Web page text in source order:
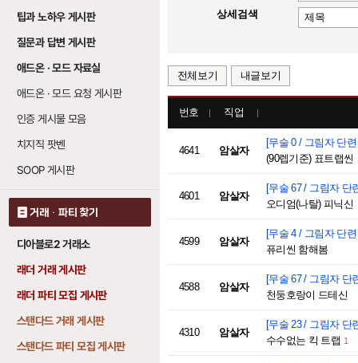
팁과 노하우 게시판
질문과 답변 게시판
애드온 · 모드 자료실
애드온 · 모드 요청 게시판
인증 게시물 모음
치지직 팟벤
SOOP 게시판
거래 · 파티 찾기
디아블로2 거래소
래더 거래 게시판
래더 파티 모집 게시판
스탠다드 거래 게시판
스탠다드 파티 모집 게시판
상세검색
전체보기 내글보기
번호 직업
4641 암살자
[무술 0 / 그림자 단
(90렙기준) 표트랩씬
4601 암살자
[무술 67 / 그림자 단
오디엄(나탈) 피닉신
4599 암살자
[무술 4 / 그림자 단
퓨리씬 함해봄
4588 암살자
[무술 67 / 그림자 단
천둥호랑이 드테신
4310 암살자
[무술 23 / 그림자 단
수수없는 킥 트랩 1